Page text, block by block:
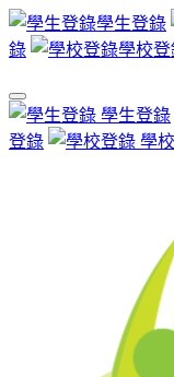
學生登錄
錄
學校登
學生登錄
登錄
學